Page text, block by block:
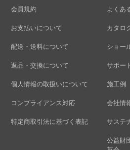
会員規約
お支払いについて
配送・送料について
返品・交換について
個人情報の取扱いについて
コンプライアンス対応
特定商取引法に基づく表記
よくあ
カタロ
ショー
サポー
施工例
会社情
サステ
公益財